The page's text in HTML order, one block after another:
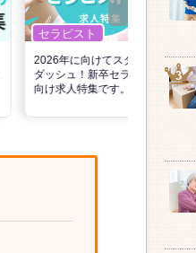
セラピスト
2026年に向けてスタート
ダッシュ！新卒セラピスト
向け求人特集です。